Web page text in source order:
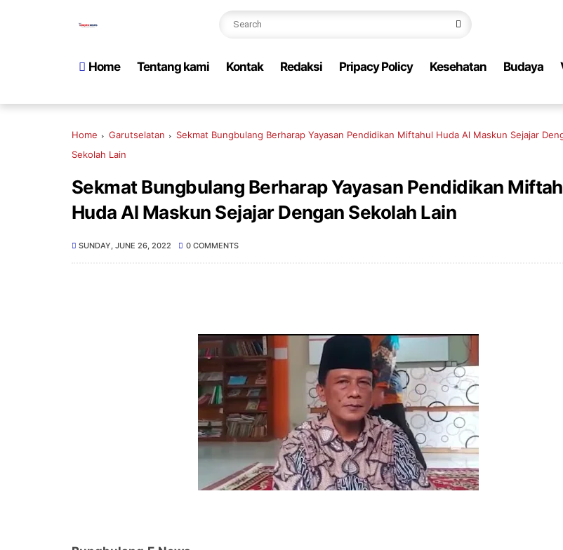
Home Tentang kami Kontak Redaksi Pripacy Policy Kesehatan Budaya
Home Garutselatan
Sekmat Bungbulang Berharap Yayasan Pendidikan Miftahul Huda Al Maskun Sejajar
Sekolah Lain
Sekmat Bungbulang Berharap Yayasan Pendidikan
Huda Al Maskun Sejajar Dengan Sekolah Lain
SUNDAY, JUNE 26, 2022 0 COMMENTS